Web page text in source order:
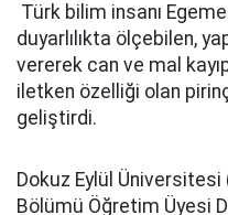
Türk bilim insanı
duyarlılıkta ölçebilen,
vererek can ve mal
iletken özelliği olan
geliştirdi.
Dokuz Eylül
Bölümü Öğretim Üyesi